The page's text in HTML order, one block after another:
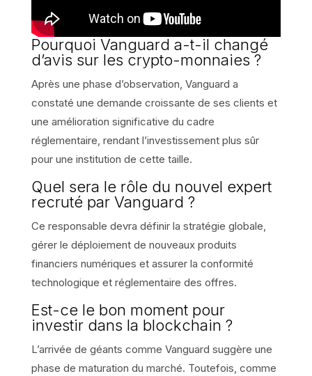
Pourquoi Vanguard a-t-il changé
d’avis sur les crypto-monnaies ?
Après une phase d’observation, Vanguard a
constaté une demande croissante de ses clients et
une amélioration significative du cadre
réglementaire, rendant l’investissement plus sûr
pour une institution de cette taille.
Quel sera le rôle du nouvel expert
recruté par Vanguard ?
Ce responsable devra définir la stratégie globale,
gérer le déploiement de nouveaux produits
financiers numériques et assurer la conformité
technologique et réglementaire des offres.
Est-ce le bon moment pour
investir dans la blockchain ?
L’arrivée de géants comme Vanguard suggère une
phase de maturation du marché. Toutefois, comme